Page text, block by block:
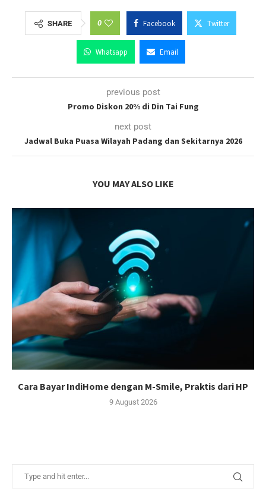
SHARE 0 Facebook Twitter
Whatsapp Email
previous post
Promo Diskon 20% di Din Tai Fung
next post
Jadwal Buka Puasa Wilayah Padang dan Sekitarnya 2026
YOU MAY ALSO LIKE
Cara Bayar IndiHome dengan M-Smile, Praktis dari HP
9 August 2026